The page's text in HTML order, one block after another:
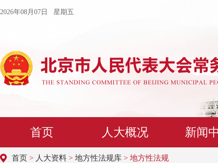
2026年08月07日 星期五
首页 人大概况 新闻
首页 > 人大资料 > 地方性法规库 > 地方性法规